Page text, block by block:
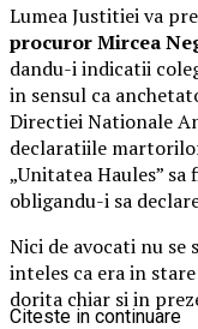
Lumea Justitiei va
procuror Mircea
dandu-i indicatii
in sensul ca
Directiei Nationale
declaratiile
„Unitatea Haules”
obligandu-i sa
Nici de avocati nu se
inteles ca era in
dorita chiar si in
Citeste in continuare